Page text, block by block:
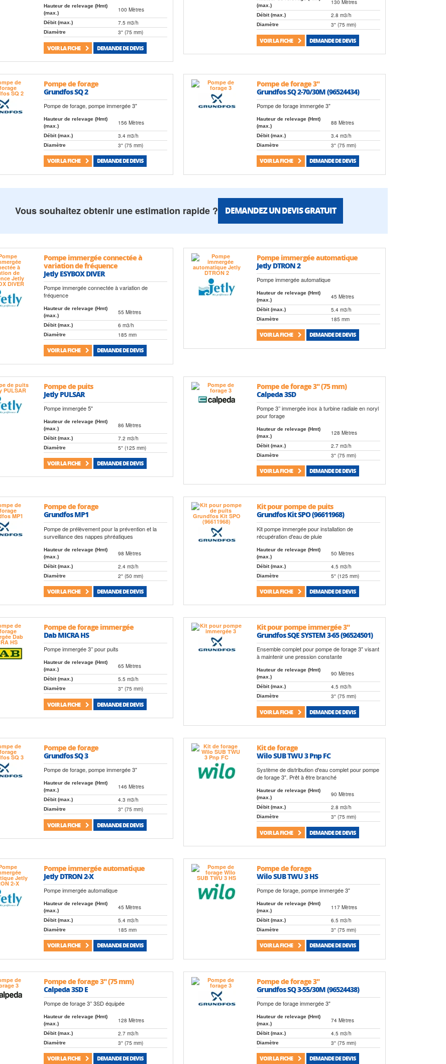
Hauteur de relevage (Hmt)
(max.)
100 Mètres
Débit (max.) 7.5 m3/h
Diamètre 3" (75 mm)
VOIR LA FICHE DEMANDE DE DEVIS
(max.)
130 Mètres
Débit (max.) 2.8 m3/h
Diamètre 3" (75 mm)
VOIR LA FICHE DEMANDE DE DEVIS
Pompe de forage
Grundfos SQ 2
Pompe de forage, pompe immergée 3"
Hauteur de relevage (Hmt)
(max.)
156 Mètres
Débit (max.) 3.4 m3/h
Diamètre 3" (75 mm)
VOIR LA FICHE DEMANDE DE DEVIS
Pompe de forage 3"
Grundfos SQ 2-70/30M (96524434)
Pompe de forage immergée 3"
Hauteur de relevage (Hmt)
(max.)
88 Mètres
Débit (max.) 3.4 m3/h
Diamètre 3" (75 mm)
VOIR LA FICHE DEMANDE DE DEVIS
Vous souhaitez obtenir une estimation rapide ? DEMANDEZ UN DEVIS GRATUIT
Pompe immergée connectée à
variation de fréquence
Jetly ESYBOX DIVER
Pompe immergée connectée à variation de
fréquence
Hauteur de relevage (Hmt)
(max.)
55 Mètres
Débit (max.) 6 m3/h
Diamètre 185 mm
VOIR LA FICHE DEMANDE DE DEVIS
Pompe immergée automatique
Jetly DTRON 2
Pompe immergée automatique
Hauteur de relevage (Hmt)
(max.)
45 Mètres
Débit (max.) 5.4 m3/h
Diamètre 185 mm
VOIR LA FICHE DEMANDE DE DEVIS
Pompe de puits
Jetly PULSAR
Pompe immergée 5"
Hauteur de relevage (Hmt)
(max.)
86 Mètres
Débit (max.) 7.2 m3/h
Diamètre 5" (125 mm)
VOIR LA FICHE DEMANDE DE DEVIS
Pompe de forage 3" (75 mm)
Calpeda 3SD
Pompe 3’’ immergée inox à turbine radiale en noryl
pour forage
Hauteur de relevage (Hmt)
(max.)
128 Mètres
Débit (max.) 2.7 m3/h
Diamètre 3" (75 mm)
VOIR LA FICHE DEMANDE DE DEVIS
Pompe de forage
Grundfos MP1
Pompe de prélèvement pour la prévention et la
surveillance des nappes phréatiques
Hauteur de relevage (Hmt)
(max.)
98 Mètres
Débit (max.) 2.4 m3/h
Diamètre 2" (50 mm)
VOIR LA FICHE DEMANDE DE DEVIS
Kit pour pompe de puits
Grundfos Kit SPO (96611968)
Kit pompe immergée pour installation de
récupération d'eau de pluie
Hauteur de relevage (Hmt)
(max.)
50 Mètres
Débit (max.) 4.5 m3/h
Diamètre 5" (125 mm)
VOIR LA FICHE DEMANDE DE DEVIS
Pompe de forage immergée
Dab MICRA HS
Pompe immergée 3’’ pour puits
Hauteur de relevage (Hmt)
(max.)
65 Mètres
Débit (max.) 5.5 m3/h
Diamètre 3" (75 mm)
VOIR LA FICHE DEMANDE DE DEVIS
Kit pour pompe immergée 3"
Grundfos SQE SYSTEM 3-65 (96524501)
Ensemble complet pour pompe de forage 3" visant
à maintenir une pression constante
Hauteur de relevage (Hmt)
(max.)
90 Mètres
Débit (max.) 4.5 m3/h
Diamètre 3" (75 mm)
VOIR LA FICHE DEMANDE DE DEVIS
Pompe de forage
Grundfos SQ 3
Pompe de forage, pompe immergée 3"
Hauteur de relevage (Hmt)
(max.)
146 Mètres
Débit (max.) 4.3 m3/h
Diamètre 3" (75 mm)
VOIR LA FICHE DEMANDE DE DEVIS
Kit de forage
Wilo SUB TWU 3 Pnp FC
Système de distribution d'eau complet pour pompe
de forage 3". Prêt à être branché
Hauteur de relevage (Hmt)
(max.)
90 Mètres
Débit (max.) 2.8 m3/h
Diamètre 3" (75 mm)
VOIR LA FICHE DEMANDE DE DEVIS
Pompe immergée automatique
Jetly DTRON 2-X
Pompe immergée automatique
Hauteur de relevage (Hmt)
(max.)
45 Mètres
Débit (max.) 5.4 m3/h
Diamètre 185 mm
VOIR LA FICHE DEMANDE DE DEVIS
Pompe de forage
Wilo SUB TWU 3 HS
Pompe de forage, pompe immergée 3"
Hauteur de relevage (Hmt)
(max.)
117 Mètres
Débit (max.) 6.5 m3/h
Diamètre 3" (75 mm)
VOIR LA FICHE DEMANDE DE DEVIS
Pompe de forage 3" (75 mm)
Calpeda 3SD E
Pompe de forage 3’’ 3SD équipée
Hauteur de relevage (Hmt)
(max.)
128 Mètres
Débit (max.) 2.7 m3/h
Diamètre 3" (75 mm)
VOIR LA FICHE DEMANDE DE DEVIS
Pompe de forage 3"
Grundfos SQ 3-55/30M (96524438)
Pompe de forage immergée 3"
Hauteur de relevage (Hmt)
(max.)
74 Mètres
Débit (max.) 4.5 m3/h
Diamètre 3" (75 mm)
VOIR LA FICHE DEMANDE DE DEVIS